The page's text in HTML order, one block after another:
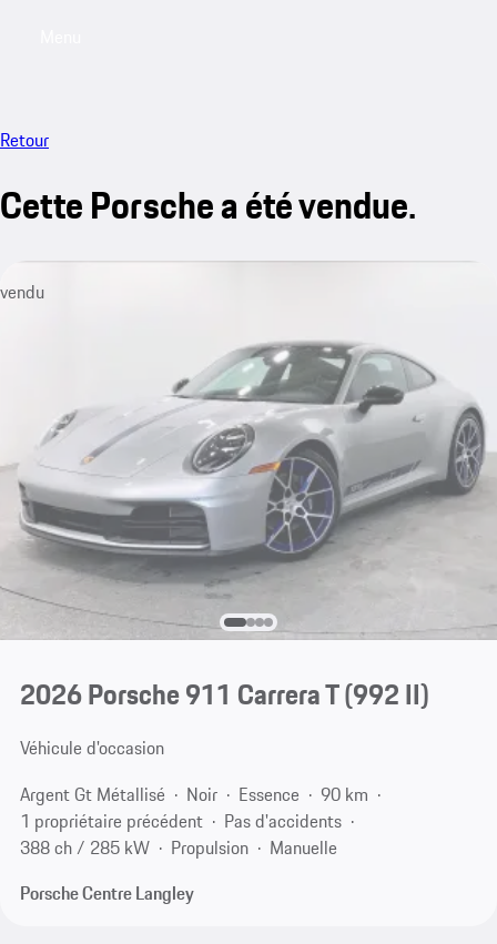
Retour
Cette Porsche a été vendue.
vendu
2026 Porsche 911 Carrera T(992 II)
Véhicule d'occasion
Argent Gt Métallisé
Noir Essence
90 km
1 propriétaire précédent
Pas d'accidents
388 ch / 285 kW
Propulsion
Manuelle
Porsche Centre Langley